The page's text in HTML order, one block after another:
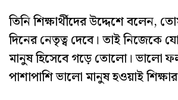
তিনি শিক্ষার্থীদের উদ্দেশে বলেন,
দিনের নেতৃত্ব দেবে। তাই নিজেকে
মানুষ হিসেবে গড়ে তোলো। ভালো
পাশাপাশি ভালো মানুষ হওয়াই